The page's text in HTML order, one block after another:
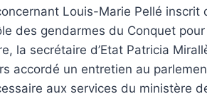
Louis-Marie Pellé
des gendarmes du Conquet
la secrétaire d’Etat Patricia
accordé un entretien au
aux services du ministère